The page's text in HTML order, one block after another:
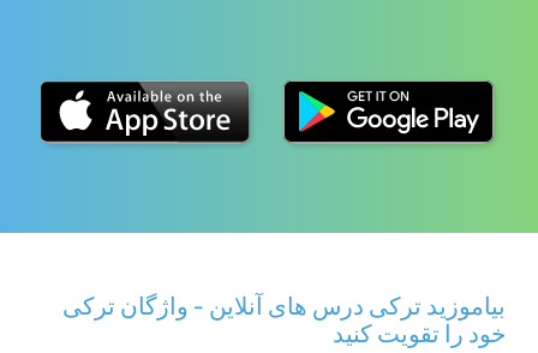
بیاموزید ترکی درس های آنلاین - واژگان ترکی
خود را تقویت کنید